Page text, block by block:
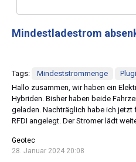
Mindestladestrom
Tags: Mindeststrommenge
Hallo zusammen, wir haben ein
Hybriden. Bisher haben beide
geladen. Nachträglich habe ich jetzt
RFDI angelegt. Der Stromer lädt
Geotec
28. Januar 2024 20:08